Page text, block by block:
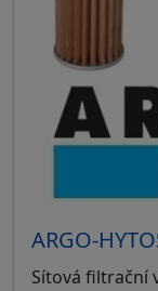
ARGO-
Sítová filtrační